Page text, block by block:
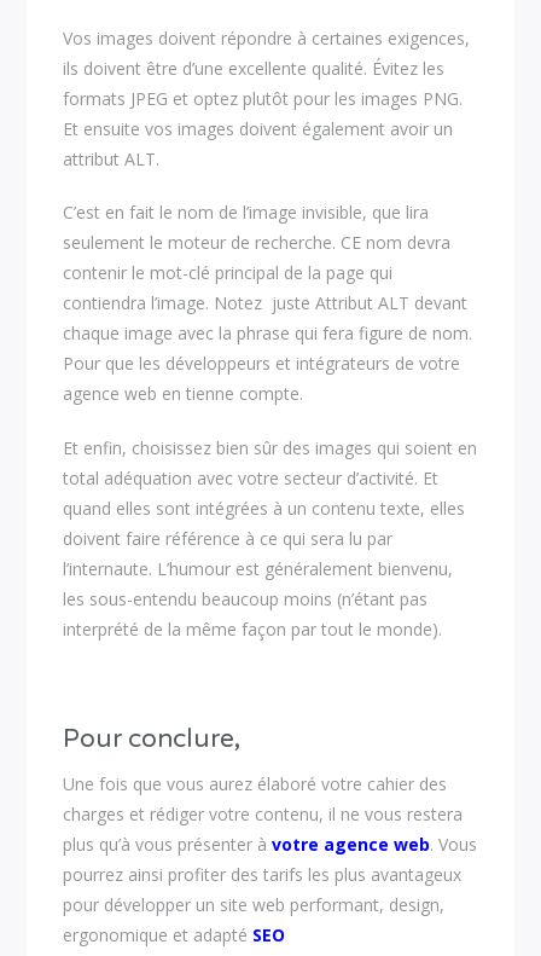
Vos images doivent répondre à certaines exigences,
ils doivent être d’une excellente qualité. Évitez les
formats JPEG et optez plutôt pour les images PNG.
Et ensuite vos images doivent également avoir un
attribut ALT.
C’est en fait le nom de l’image invisible, que lira
seulement le moteur de recherche. CE nom devra
contenir le mot-clé principal de la page qui
contiendra l’image. Notez juste Attribut ALT devant
chaque image avec la phrase qui fera figure de nom.
Pour que les développeurs et intégrateurs de votre
agence web en tienne compte.
Et enfin, choisissez bien sûr des images qui soient en
total adéquation avec votre secteur d’activité. Et
quand elles sont intégrées à un contenu texte, elles
doivent faire référence à ce qui sera lu par
l’internaute. L’humour est généralement bienvenu,
les sous-entendu beaucoup moins (n’étant pas
interprété de la même façon par tout le monde).
Pour conclure,
Une fois que vous aurez élaboré votre cahier des
charges et rédiger votre contenu, il ne vous restera
plus qu’à vous présenter àvotre agence web. Vous
pourrez ainsi profiter des tarifs les plus avantageux
pour développer un site web performant, design,
ergonomique et adapté SEO